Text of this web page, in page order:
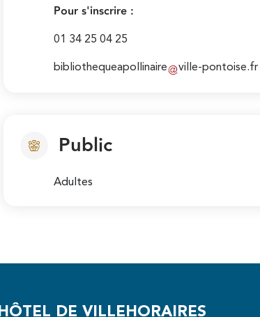
Pour s'inscrire :
01 34 25 04 25
bibliothequeapollinaire ville-pontoise.fr
Public
Adultes
HÔTEL DE VILLE HORAIRES